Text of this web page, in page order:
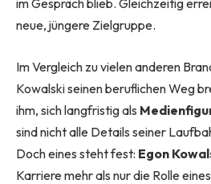
im Gespräch blieb. Gleichzeitig
neue, jüngere Zielgruppe.
Im Vergleich zu vielen anderen
Kowalski seinen beruflichen Weg
ihm, sich langfristig als
sind nicht alle Details seiner
Doch eines steht fest: Egon
Karriere mehr als nur die Rolle